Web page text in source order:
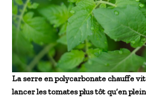
La serre en polycarbonate chauffe
lancer les tomates plus tôt qu’en